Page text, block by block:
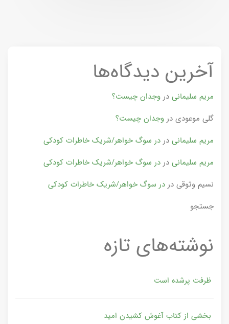
آخرین دیدگاه‌ها
مریم سلیمانی در وجدان چیست؟
گلی موعودی در وجدان چیست؟
مریم سلیمانی در در سوگ خواهر/شریک خاطرات کودکی
مریم سلیمانی در در سوگ خواهر/شریک خاطرات کودکی
نسیم وثوقی در در سوگ خواهر/شریک خاطرات کودکی
جستجو
نوشته‌های تازه
ظرفت پرشده‌ است
بخشی از کتاب آغوش کشیدن امید